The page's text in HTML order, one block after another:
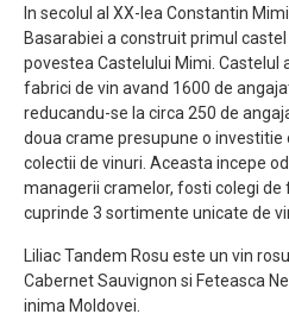
In secolul al XX-lea Constantin
Basarabiei a construit primul
povestea Castelului Mimi. Castelul
fabrici de vin avand 1600 de
reducandu-se la circa 250 de
doua crame presupune o investitie
colectii de vinuri. Aceasta incepe
managerii cramelor, fosti colegi
cuprinde 3 sortimente unicate de
Liliac Tandem Rosu este un vin
Cabernet Sauvignon si Feteasca
inima Moldovei.